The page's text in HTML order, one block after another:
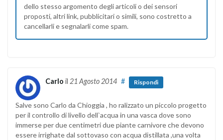
dello stesso argomento degli articoli o dei sensori
proposti, altri link, pubblicitari o simili, sono costretto a
cancellarli e segnalarli come spam.
Carlo il 21 Agosto 2014 # Rispondi
Salve sono Carlo da Chioggia , ho ralizzato un piccolo progetto
per il controllo di livello dell`acqua in una vasca dove sono
immerse per due centimetri due piante carnivore che devono
essere irrighate dal sottovaso con acqua distillata ,una volta